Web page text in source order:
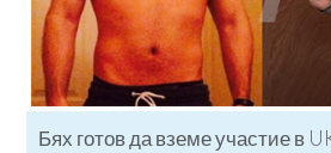
Бях готов да вземе участие в